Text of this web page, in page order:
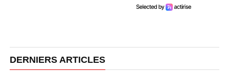
DERNIERS ARTICLES